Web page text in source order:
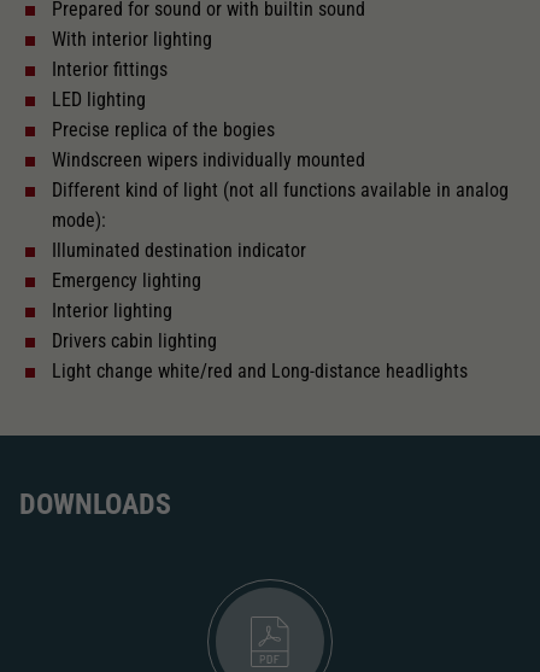
Navigable minimum radius
PluX22
Locomotive has flywheel drive
Light change
With interior fittings
Prepared for sound or with builtin sound
With interior lighting
Interior fittings
LED lighting
Precise replica of the bogies
Windscreen wipers individually mounted
Different kind of light (not all functions available in analog
mode):
Illuminated destination indicator
Emergency lighting
Interior lighting
Drivers cabin lighting
Light change white/red and Long-distance headlights
DOWNLOADS